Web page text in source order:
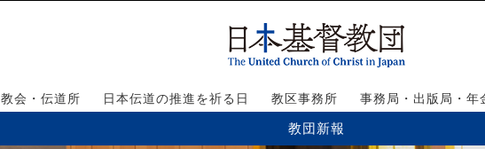
教会・伝道所 日本伝道の推進を祈る日 教区事務所 事務局・出版局・年
教団新報